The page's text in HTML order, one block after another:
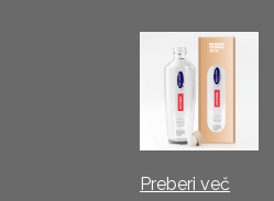
Preberi več